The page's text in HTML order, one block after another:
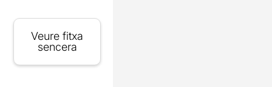
Veure fitxa
sencera